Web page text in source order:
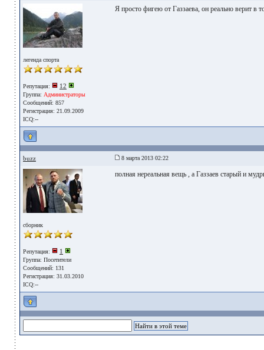
легенда спорта
Репутация: 12
Группа: Администраторы
Сообщений: 857
Регистрация: 21.09.2009
ICQ:--
Я просто фигею от Газзаева, он реально верит в
buzz 8 марта 2013 02:22
сборник
Репутация: 1
Группа: Посетители
Сообщений: 131
Регистрация: 31.03.2010
ICQ:--
полная нереальная вещь , а Газзаев старый и